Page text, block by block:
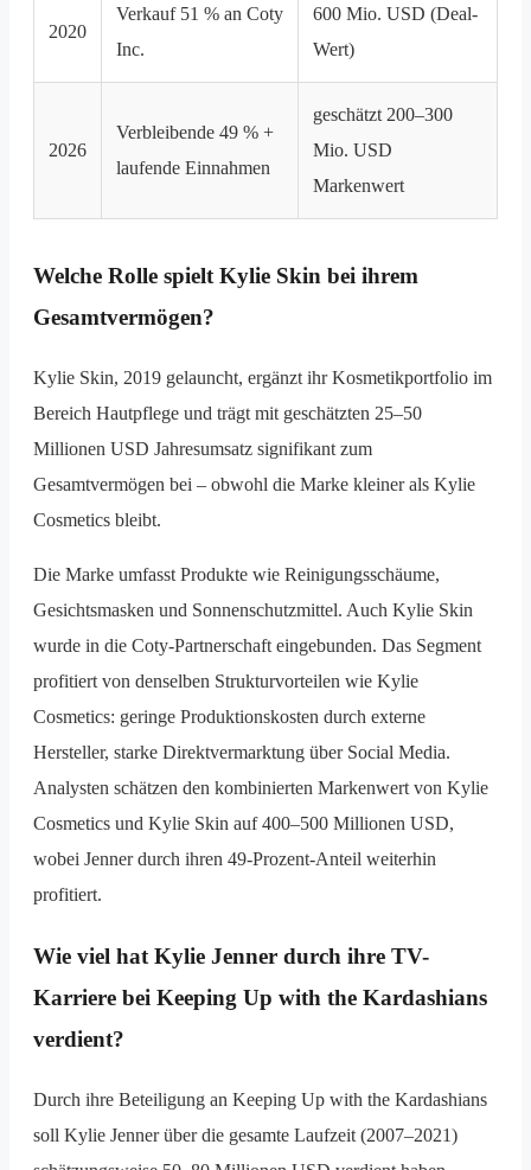
2020
Verkauf 51 % an Coty
Inc.
600 Mio. USD (Deal-
Wert)
2026
Verbleibende 49 % +
laufende Einnahmen
geschätzt 200–300
Mio. USD
Markenwert
Welche Rolle spielt Kylie Skin bei ihrem
Gesamtvermögen?
Kylie Skin, 2019 gelauncht, ergänzt ihr Kosmetikportfolio im
Bereich Hautpflege und trägt mit geschätzten 25–50
Millionen USD Jahresumsatz signifikant zum
Gesamtvermögen bei – obwohl die Marke kleiner als Kylie
Cosmetics bleibt.
Die Marke umfasst Produkte wie Reinigungsschäume,
Gesichtsmasken und Sonnenschutzmittel. Auch Kylie Skin
wurde in die Coty-Partnerschaft eingebunden. Das Segment
profitiert von denselben Strukturvorteilen wie Kylie
Cosmetics: geringe Produktionskosten durch externe
Hersteller, starke Direktvermarktung über Social Media.
Analysten schätzen den kombinierten Markenwert von Kylie
Cosmetics und Kylie Skin auf 400–500 Millionen USD,
wobei Jenner durch ihren 49-Prozent-Anteil weiterhin
profitiert.
Wie viel hat Kylie Jenner durch ihre TV-
Karriere bei Keeping Up with the Kardashians
verdient?
Durch ihre Beteiligung an Keeping Up with the Kardashians
soll Kylie Jenner über die gesamte Laufzeit (2007–2021)